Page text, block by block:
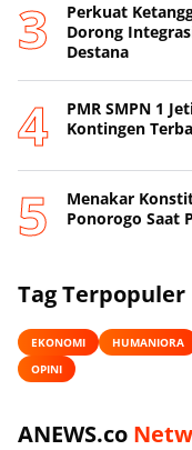
Perkuat
Dorong
Destana
PMR SMPN 1
Kontingen
Menakar
Ponorogo Saat
Tag Terpopuler
EKONOMI HUMANIORA
OPINI
ANEWS.co